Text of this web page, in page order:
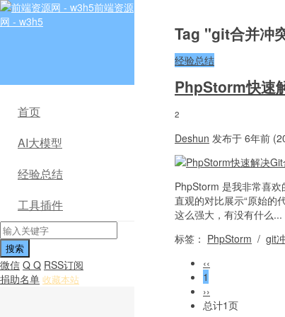
前端资源
网 - w3h5
首页
AI大模型
经验总结
工具插件
微信 Q Q RSS订阅
捐助名单 收藏本站
Tag "git合并冲
经验总结
PhpStorm快速
2
Deshun 发布于 6年前
PhpStorm 是我非常喜
直观的对比展示“原始的
这么强大，有没有什么...
标签： PhpStorm / git
‹‹
1
››
总计1页